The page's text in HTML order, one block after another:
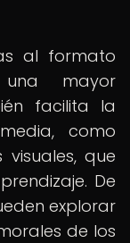
al formato
mayor
facilita la
como
que
De
explorar
de los